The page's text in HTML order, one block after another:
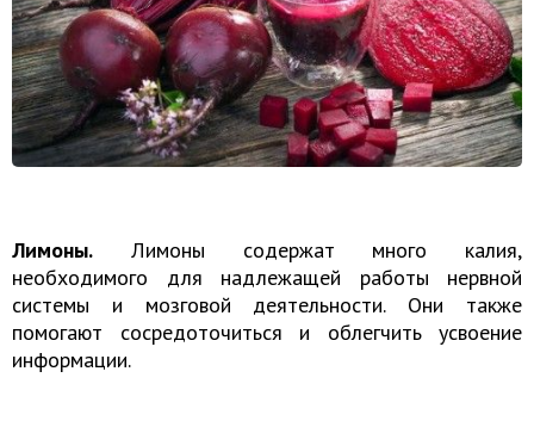
Лимоны. Лимоны содержат много калия,
необходимого для надлежащей работы нервной
системы и мозговой деятельности. Они также
помогают сосредоточиться и облегчить усвоение
информации.